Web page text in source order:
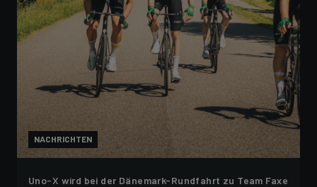
NACHRICHTEN
Uno-X wird bei der Dänemark-Rundfahrt zu Team Faxe